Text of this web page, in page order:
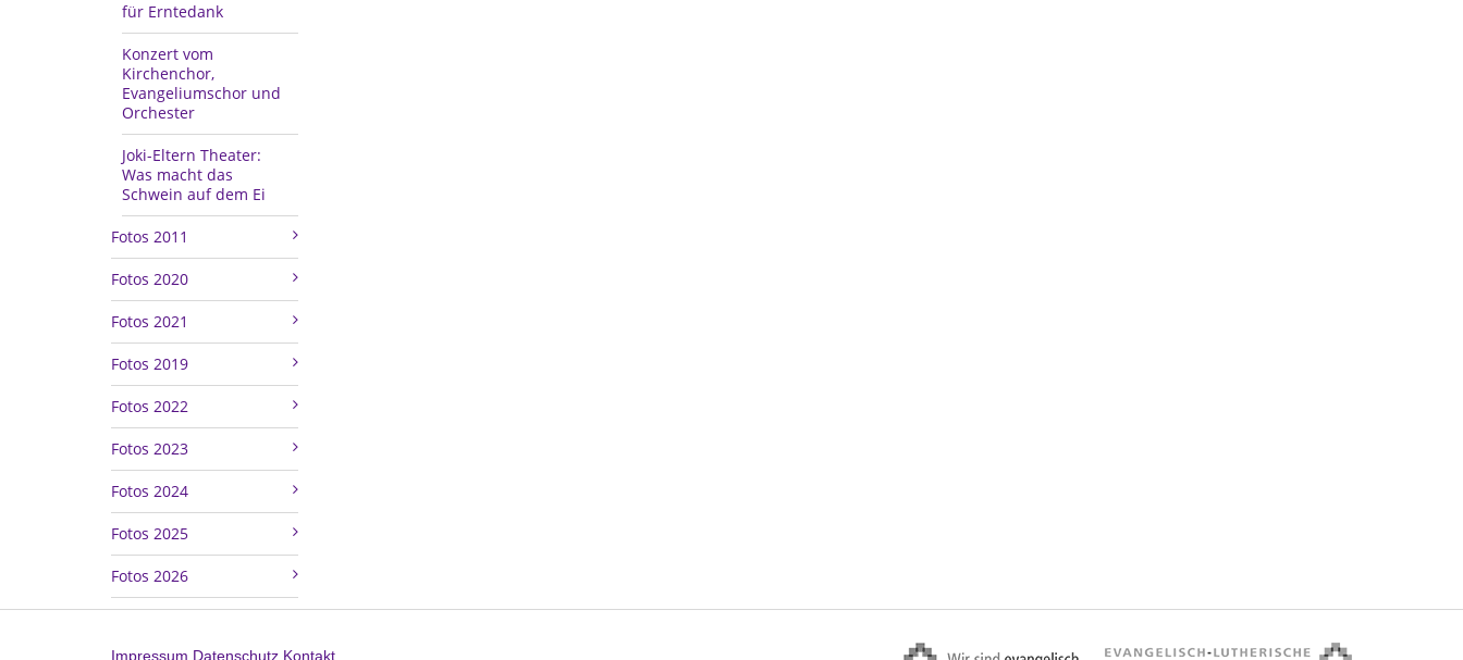
für Erntedank
Konzert vom
Kirchenchor,
Evangeliumschor und
Orchester
Joki-Eltern Theater:
Was macht das
Schwein auf dem Ei
Fotos 2011
Fotos 2020
Fotos 2021
Fotos 2019
Fotos 2022
Fotos 2023
Fotos 2024
Fotos 2025
Fotos 2026
Impressum Datenschutz Kontakt